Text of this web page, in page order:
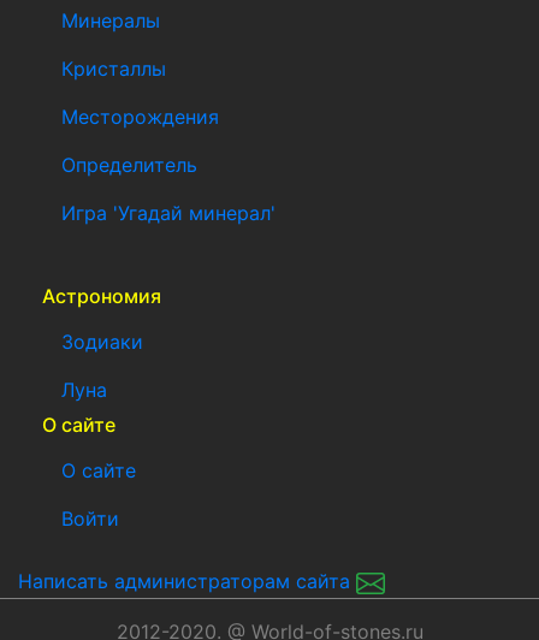
Минералы
Кристаллы
Месторождения
Определитель
Игра 'Угадай минерал'
Астрономия
Зодиаки
Луна
О сайте
О сайте
Войти
Написать администраторам сайта
2012-2020. @ World-of-stones.ru